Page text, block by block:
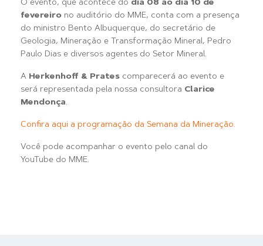
O evento, que acontece do dia 08 ao dia 10 de
fevereiro no auditório do MME, conta com a presença
do ministro Bento Albuquerque, do secretário de
Geologia, Mineração e Transformação Mineral, Pedro
Paulo Dias e diversos agentes do Setor Mineral.
A Herkenhoff & Prates comparecerá ao evento e
será representada pela nossa consultora Clarice
Mendonça.
Confira aqui a programação da Semana da Mineração.
Você pode acompanhar o evento pelo canal do
YouTube do MME.